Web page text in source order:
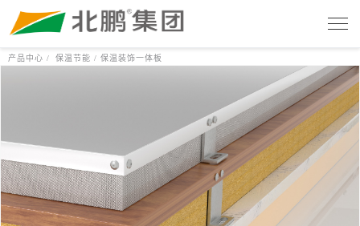
产品中心 / 保温节能 / 保温装饰一体板